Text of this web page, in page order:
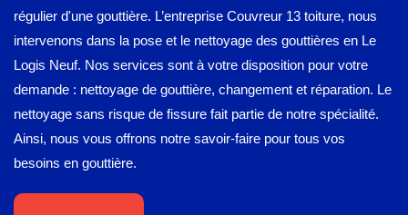
régulier d'une gouttière. L’entreprise Couvreur 13 toiture, nous
intervenons dans la pose et le nettoyage des gouttières en Le
Logis Neuf. Nos services sont à votre disposition pour votre
demande : nettoyage de gouttière, changement et réparation. Le
nettoyage sans risque de fissure fait partie de notre spécialité.
Ainsi, nous vous offrons notre savoir-faire pour tous vos
besoins en gouttière.